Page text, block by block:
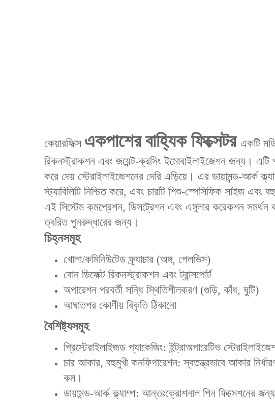
কেয়ারফিক্স একপাশের বাহ্যিক ফিক্সেটর একটি
রিকনস্ট্রাকশন এবং জয়েন্ট-ক্রসিং ইমোবাইলাইজেশন জন্য। এটি
করে দেয় স্টেরাইলাইজেশনের দেরি এড়িয়ে। এর ডায়ামন্ড-আর্ক
স্ট্যাবিলিটি নিশ্চিত করে, এবং চারটি শিশু-স্পেসিফিক সাইজ এবং
এই সিস্টেম কমপ্রেশন, ডিসট্রেশন এবং এঙ্গুলার করেকশন
ত্বরিত পুনরুদ্ধারের জন্য।
চিহ্নসমূহ
খোলা/কমিনিউটেড ফ্র্যাচার (অঙ্গ, পেলভিস)
বোন ডিফেক্ট রিকনস্ট্রাকশন এবং ট্রান্সপোর্ট
অপারেশন পরবর্তী সন্ধি স্থিতিশীলকরণ (গুড়ি, কাঁধ, ঘুটি)
আঘাতপর কোণীয় বিকৃতি ঠিকানো
বৈশিষ্ট্যসমূহ
প্রিস্টেরাইলাইজড প্যাকেজিং: ইন্ট্রাঅপারেটিভ
‌‌চার আকার, বহুমুখী কনফিগারেশন‌: স্বতন্ত্রভাবে আকার
কম।
‌ডায়ামন্ড-আর্ক ক্ল্যাম্প‌: আন্তঃক্রোশনাল পিন ফিক্সেশনের